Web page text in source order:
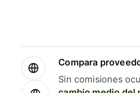
Compara
Sin comisiones